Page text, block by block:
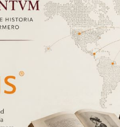
Lo
El